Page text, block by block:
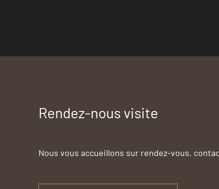
Rendez-nous visite
Nous vous accueillons sur rendez-vous,